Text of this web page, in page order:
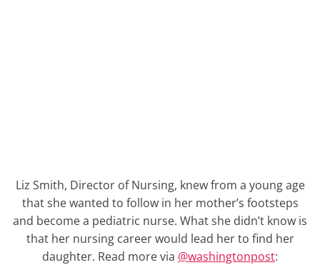
Liz Smith, Director of Nursing, knew from a young age
that she wanted to follow in her mother’s footsteps
and become a pediatric nurse. What she didn’t know is
that her nursing career would lead her to find her
daughter. Read more via @washingtonpost: